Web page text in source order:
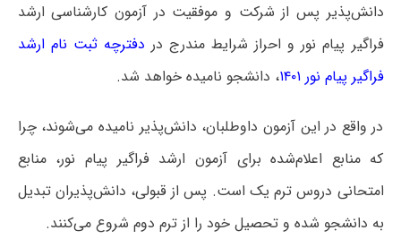
دانش‌پذیر پس از شرکت و موفقیت در آزمون کارشناسی ارشد
فراگیر پیام نور و احراز شرایط مندرج در دفترچه ثبت نام ارشد
فراگیر پیام نور ۱۴۰۱
، دانشجو نامیده خواهد شد.
در واقع در این آزمون داوطلبان، دانش‌پذیر نامیده می‌شوند، چرا
که منابع اعلام‌شده برای آزمون ارشد فراگیر پیام نور، منابع
امتحانی دروس ترم یک است. پس از قبولی، دانش‌پذیران تبدیل
به دانشجو شده و تحصیل خود را از ترم دوم شروع می‌کنند.